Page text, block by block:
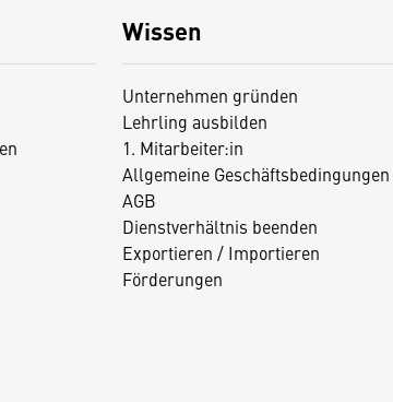
Wissen
Unternehmen gründen
Lehrling ausbilden
1. Mitarbeiter:in
Allgemeine
AGB
Dienstverhältnis beenden
Exportieren / Importieren
Förderungen